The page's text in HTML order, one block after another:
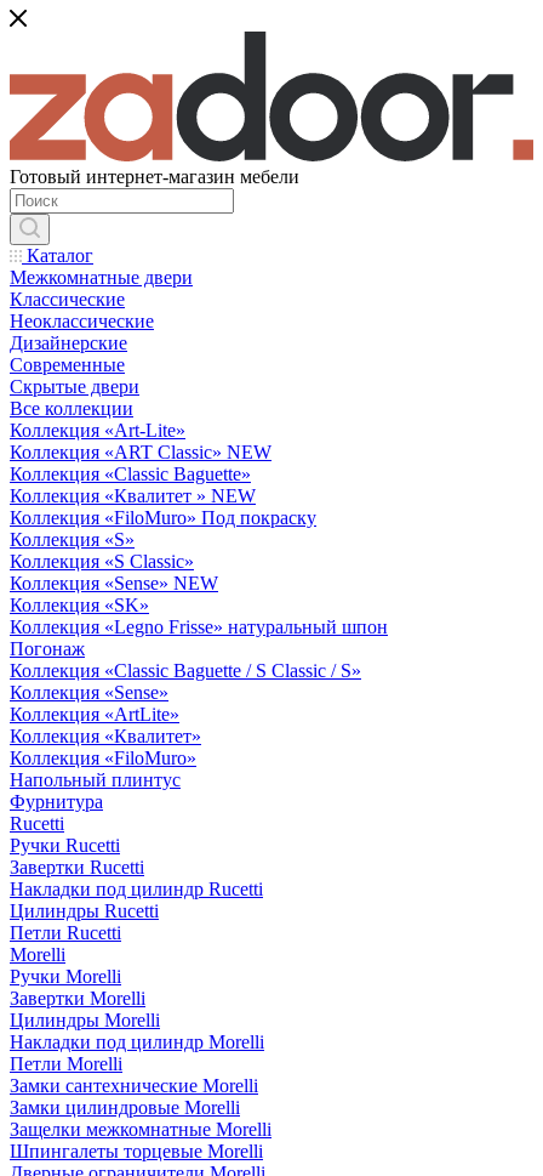
Готовый интернет-магазин мебели
Каталог
Межкомнатные двери
Классические
Неоклассические
Дизайнерские
Современные
Скрытые двери
Все коллекции
Коллекция «Art-Lite»
Коллекция «ART Classic» NEW
Коллекция «Classic Baguette»
Коллекция «Квалитет » NEW
Коллекция «FiloMuro» Под покраску
Коллекция «S»
Коллекция «S Classic»
Коллекция «Sense» NEW
Коллекция «SK»
Коллекция «Legno Frisse» натуральный шпон
Погонаж
Коллекция «Classic Baguette / S Classic / S»
Коллекция «Sense»
Коллекция «ArtLite»
Коллекция «Квалитет»
Коллекция «FiloMuro»
Напольный плинтус
Фурнитура
Rucetti
Ручки Rucetti
Завертки Rucetti
Накладки под цилиндр Rucetti
Цилиндры Rucetti
Петли Rucetti
Morelli
Ручки Morelli
Завертки Morelli
Цилиндры Morelli
Накладки под цилиндр Morelli
Петли Morelli
Замки сантехнические Morelli
Замки цилиндровые Morelli
Защелки межкомнатные Morelli
Шпингалеты торцевые Morelli